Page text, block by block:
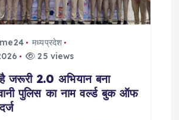
मध्यप्रदेश
25 views
जरूरी 2.0 अभियान बना
पुलिस का नाम वर्ल्ड बुक ऑफ